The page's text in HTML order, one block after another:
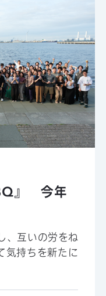
』 今年
、互いの労をね
気持ちを新たに